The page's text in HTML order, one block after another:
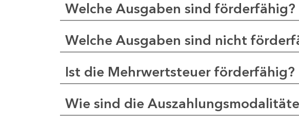
Welche Ausgaben sind förderfähig?
Welche Ausgaben sind nicht
Ist die Mehrwertsteuer förderfähig?
Wie sind die